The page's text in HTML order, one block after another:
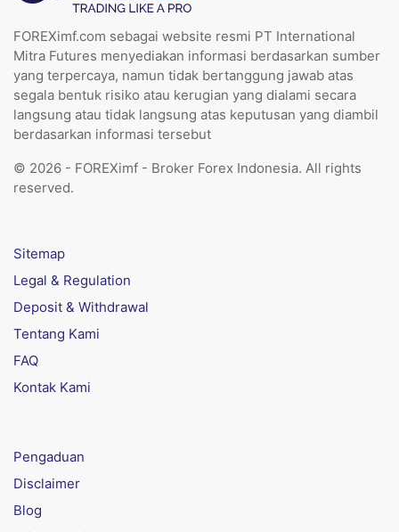
FOREXimf.com sebagai website resmi PT International
Mitra Futures menyediakan informasi berdasarkan sumber
yang terpercaya, namun tidak bertanggung jawab atas
segala bentuk risiko atau kerugian yang dialami secara
langsung atau tidak langsung atas keputusan yang diambil
berdasarkan informasi tersebut
© 2026 - FOREXimf - Broker Forex Indonesia. All rights
reserved.
Sitemap
Legal & Regulation
Deposit & Withdrawal
Tentang Kami
FAQ
Kontak Kami
Pengaduan
Disclaimer
Blog